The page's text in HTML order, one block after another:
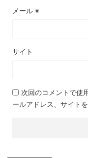
メール ※
サイト
次回のコメントで使
ールアドレス、サイトを